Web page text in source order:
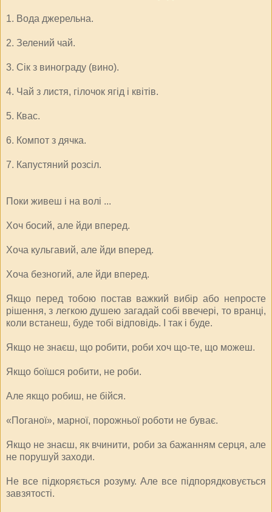
1. Вода джерельна.
2. Зелений чай.
3. Сік з винограду (вино).
4. Чай з листя, гілочок ягід і квітів.
5. Квас.
6. Компот з дячка.
7. Капустяний розсіл.
Поки живеш і на волі ...
Хоч босий, але йди вперед.
Хоча кульгавий, але йди вперед.
Хоча безногий, але йди вперед.
Якщо перед тобою постав важкий вибір або непросте
рішення, з легкою душею загадай собі ввечері, то вранці,
коли встанеш, буде тобі відповідь. І так і буде.
Якщо не знаєш, що робити, роби хоч що-те, що можеш.
Якщо боїшся робити, не роби.
Але якщо робиш, не бійся.
«Поганої», марної, порожньої роботи не буває.
Якщо не знаєш, як вчинити, роби за бажанням серця, але
не порушуй заходи.
Не все підкоряється розуму. Але все підпорядковується
завзятості.